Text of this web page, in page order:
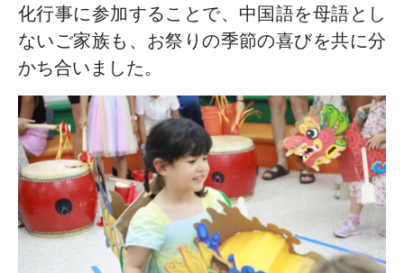
化行事に参加することで、中国語を母語とし
ないご家族も、お祭りの季節の喜びを共に分
かち合いました。